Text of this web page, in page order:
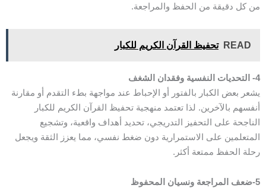
من كل دقيقة من الحفظ والمراجعة.
READ تحفيظ القرآن الكريم للكبار
4- التحديات النفسية وفقدان الشغف
يشعر بعض الكبار بالفتور أو الإحباط عند مواجهة بطء التقدم أو مقارنة
أنفسهم بالآخرين. لذا تعتمد منهجية تحفيظ القرآن الكريم للكبار
الناجحة على التحفيز التدريجي، تحديد أهداف واقعية، وتشجيع
المتعلمين على الاستمرارية دون ضغط نفسي، مما يعزز الثقة ويجعل
رحلة الحفظ ممتعة أكثر.
5-ضعف المراجعة ونسيان المحفوظ